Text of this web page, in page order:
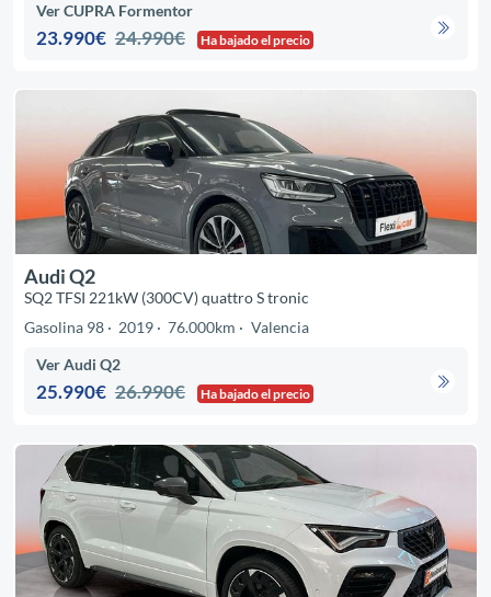
Ver CUPRA Formentor
23.990€ 24.990€ Ha bajado el precio
Audi Q2
SQ2 TFSI 221kW (300CV) quattro S tronic
Gasolina 98
2019 76.000km Valencia
Ver Audi Q2
25.990€ 26.990€ Ha bajado el precio